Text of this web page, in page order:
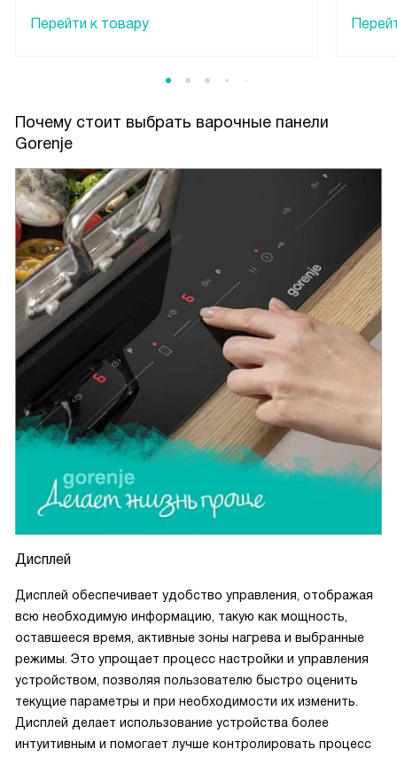
Перейти к товару
Почему стоит выбрать варочные панели
Gorenje
Дисплей
Дисплей обеспечивает удобство управления, отображая
всю необходимую информацию, такую как мощность,
оставшееся время, активные зоны нагрева и выбранные
режимы. Это упрощает процесс настройки и управления
устройством, позволяя пользователю быстро оценить
текущие параметры и при необходимости их изменить.
Дисплей делает использование устройства более
интуитивным и помогает лучше контролировать процесс